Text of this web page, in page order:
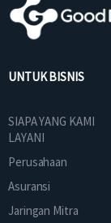
UNTUK BISNIS
SIAPA YANG KAMI
LAYANI
Perusahaan
Asuransi
Jaringan Mitra